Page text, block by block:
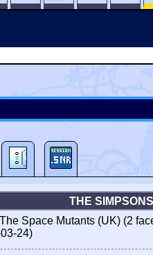
THE
Space Mutants (UK) (2
24)